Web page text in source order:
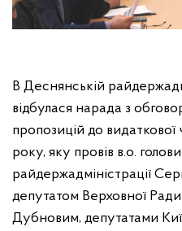
В Деснянській
відбулася нарада з
пропозицій до
року, яку провів в.о.
райдержадміністрації
депутатом Верховної
Дубновим, депутатами